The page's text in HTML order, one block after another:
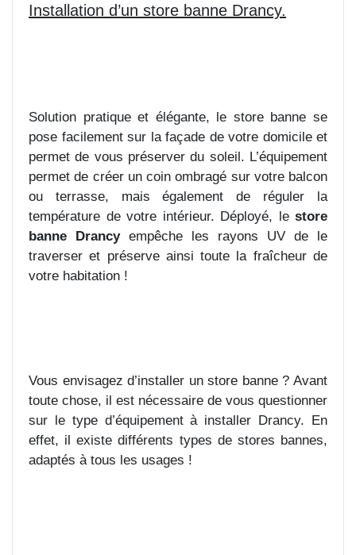
Installation d’un store banne Drancy.
Solution pratique et élégante, le store banne se
pose facilement sur la façade de votre domicile et
permet de vous préserver du soleil. L’équipement
permet de créer un coin ombragé sur votre balcon
ou terrasse, mais également de réguler la
température de votre intérieur. Déployé, le store
banne Drancyempêche les rayons UV de le
traverser et préserve ainsi toute la fraîcheur de
votre habitation !
Vous envisagez d’installer un store banne ? Avant
toute chose, il est nécessaire de vous questionner
sur le type d’équipement à installer Drancy. En
effet, il existe différents types de stores bannes,
adaptés à tous les usages !